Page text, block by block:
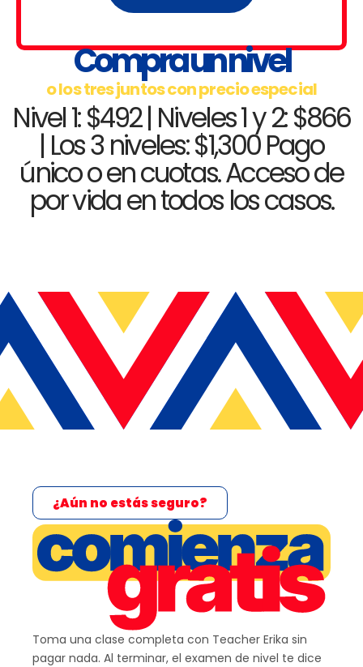
Compra un nivel
o los tres juntos con precio especial
Nivel 1: $492 | Niveles 1 y 2: $866
| Los 3 niveles: $1,300 Pago
único o en cuotas. Acceso de
por vida en todos los casos.
¿Aún no estás seguro?
Toma una clase completa con Teacher Erika sin
pagar nada. Al terminar, el examen de nivel te dice